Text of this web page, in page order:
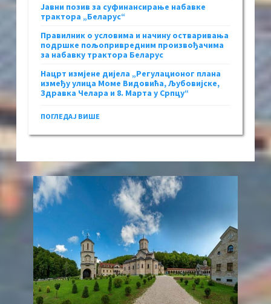
Јавни позив за суфинансирање набавке
трактора „Беларус“
Правилник о условима и начину остваривања
подршке пољопривредним произвођачима
за набавку трактора Беларус
Нацрт измјене дијела „Регулационог плана
између улица Моме Видовића, Љубовијске,
Здравка Челара и 8. Марта у Српцу“
ПОГЛЕДАЈ ВИШЕ